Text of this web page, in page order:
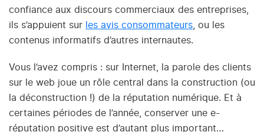
confiance aux discours commerciaux des entreprises,
ils s’appuient sur les avis consommateurs , ou les
contenus informatifs d’autres internautes.
Vous l’avez compris : sur Internet, la parole des clients
sur le web joue un rôle central dans la construction (ou
la déconstruction !) de la réputation numérique. Et à
certaines périodes de l’année, conserver une e-
réputation positive est d’autant plus important…